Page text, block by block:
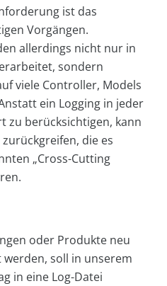
ist das
Vorgängen.
allerdings nicht nur in
sondern
viele Controller, Models
ein Logging in jeder
zu berücksichtigen, kann
die es
„Cross-Cutting
oder Produkte neu
soll in unserem
in eine Log-Datei